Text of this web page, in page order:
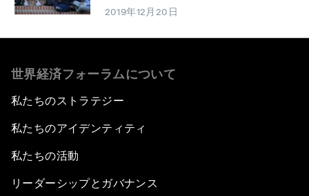
2019年12月20日
世界経済フォーラムについて
私たちのストラテジー
私たちのアイデンティティ
私たちの活動
リーダーシップとガバナンス